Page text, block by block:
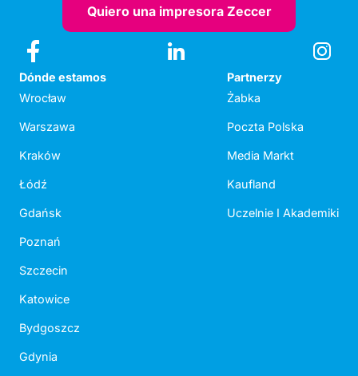
Quiero una impresora Zeccer
Dónde estamos
Wrocław
Warszawa
Kraków
Łódź
Gdańsk
Poznań
Szczecin
Katowice
Bydgoszcz
Gdynia
Partnerzy
Żabka
Poczta Polska
Media Markt
Kaufland
Uczelnie I Akademiki